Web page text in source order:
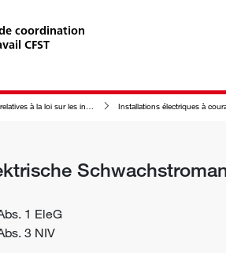
coordination
CFST
la loi sur les installations électriques (LIE) Installations électriques à
1 EleG
3 NIV